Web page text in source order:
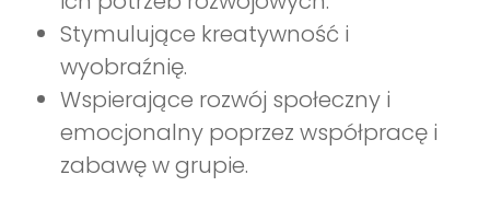
Stymulujące kreatywność i
wyobraźnię.
Wspierające rozwój społeczny i
emocjonalny poprzez współpracę i
zabawę w grupie.